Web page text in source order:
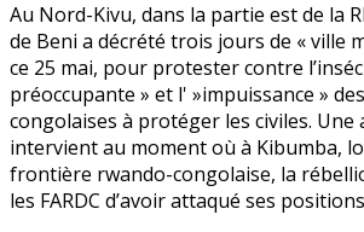
Au Nord-Kivu, dans la partie est de la
de Beni a décrété trois jours de « ville
ce 25 mai, pour protester contre
préoccupante » et l' »impuissance »
congolaises à protéger les civiles. Une
intervient au moment où à Kibumba,
frontière rwando-congolaise, la
les FARDC d’avoir attaqué ses